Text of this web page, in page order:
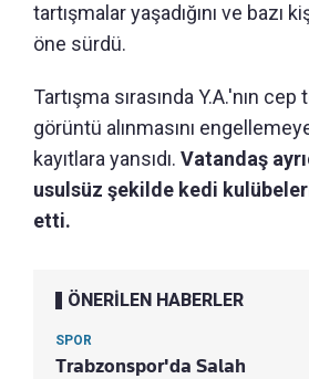
tartışmalar yaşadığını ve bazı
öne sürdü.
Tartışma sırasında Y.A.'nın
görüntü alınmasını
kayıtlara yansıdı. Vatandaş
usulsüz şekilde kedi kulübeleri
etti.
ÖNERİLEN HABERLER
SPOR
Trabzonspor'da Salah